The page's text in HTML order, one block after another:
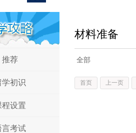
推荐
学初识
程设置
言考试
材料准备
全部
上一页
首页